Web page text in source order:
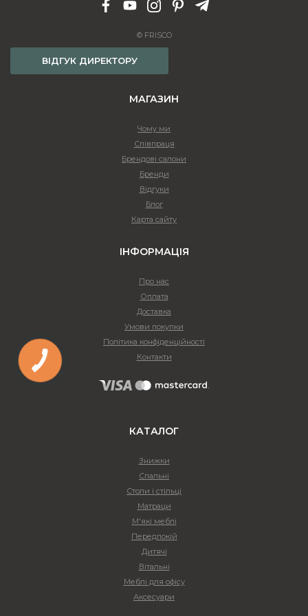
© FRISCO
ВІДГУК ДИРЕКТОРУ
МАГАЗИН
Чому ми
Співпраця
Брендові салони
Бренди
Відгуки
Блог
Карта сайту
ІНФОРМАЦІЯ
Про нас
Оплата
Доставка
Умови покупки
Політика конфіденційності
Контакти
КАТАЛОГ
Знижки
Спальні
Столи і стільці
Матраци
М'які меблі
Передпокій
Дитячі
Вітальні
Меблі для офісу
Аксесуари